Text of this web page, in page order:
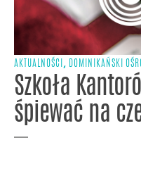
AKTUALNOŚCI , DOMINIKAŃSKI
Szkoła
śpiewać na